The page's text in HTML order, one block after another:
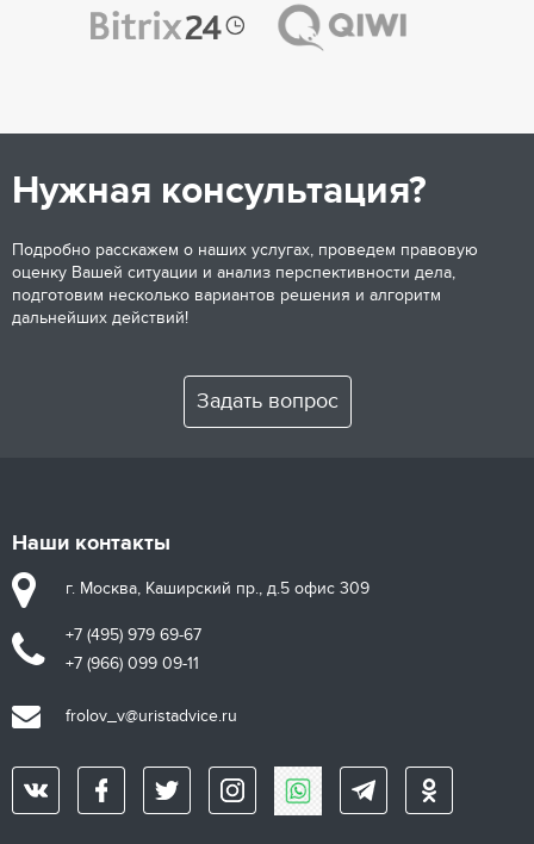
Нужная консультация?
Подробно расскажем о наших услугах, проведем правовую
оценку Вашей ситуации и анализ перспективности дела,
подготовим несколько вариантов решения и алгоритм
дальнейших действий!
Задать вопрос
Наши контакты
г. Москва, Каширский пр., д.5 офис 309
+7 (495) 979 69-67
+7 (966) 099 09-11
frolov_v@uristadvice.ru